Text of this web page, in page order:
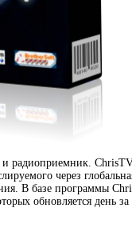
радиоприемник.
через
В базе программы
обновляется день